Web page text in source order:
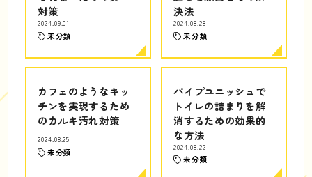
対策
2024.09.01
未分類
決法
2024.08.28
未分類
カフェのようなキッ
チンを実現するため
のカルキ汚れ対策
2024.08.25
未分類
パイプユニッシュで
トイレの詰まりを解
消するための効果的
な方法
2024.08.22
未分類